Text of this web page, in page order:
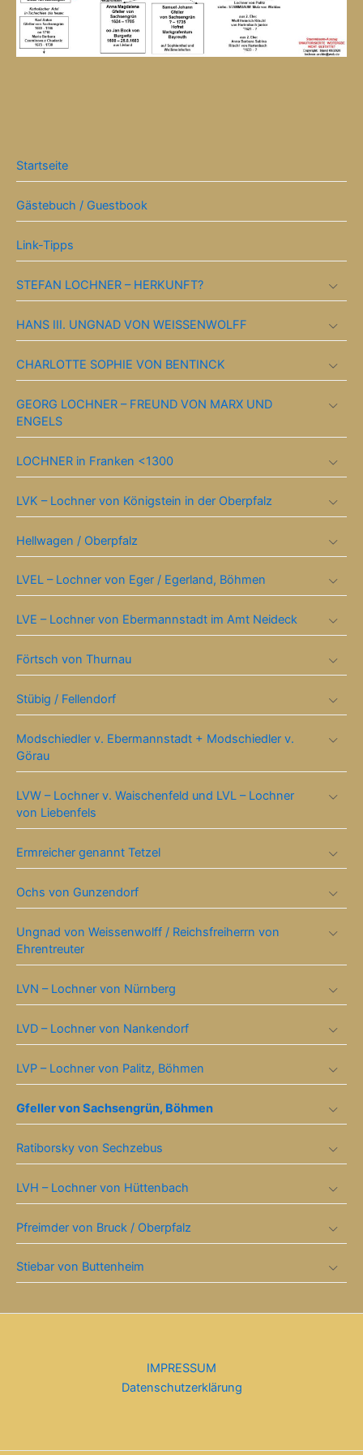
Startseite
Gästebuch / Guestbook
Link-Tipps
STEFAN LOCHNER – HERKUNFT?
HANS III. UNGNAD VON WEISSENWOLFF
CHARLOTTE SOPHIE VON BENTINCK
GEORG LOCHNER – FREUND VON MARX UND
ENGELS
LOCHNER in Franken <1300
LVK – Lochner von Königstein in der Oberpfalz
Hellwagen / Oberpfalz
LVEL – Lochner von Eger / Egerland, Böhmen
LVE – Lochner von Ebermannstadt im Amt Neideck
Förtsch von Thurnau
Stübig / Fellendorf
Modschiedler v. Ebermannstadt + Modschiedler v.
Görau
LVW – Lochner v. Waischenfeld und LVL – Lochner
von Liebenfels
Ermreicher genannt Tetzel
Ochs von Gunzendorf
Ungnad von Weissenwolff / Reichsfreiherrn von
Ehrentreuter
LVN – Lochner von Nürnberg
LVD – Lochner von Nankendorf
LVP – Lochner von Palitz, Böhmen
Gfeller von Sachsengrün, Böhmen
Ratiborsky von Sechzebus
LVH – Lochner von Hüttenbach
Pfreimder von Bruck / Oberpfalz
Stiebar von Buttenheim
IMPRESSUM
Datenschutzerklärung